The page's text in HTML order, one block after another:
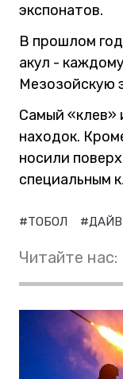
экспонатов.
В прошлом
акул -
Мезозойскую
Самый «клев»
находок.
носили
специальным
#ТОБОЛ
Читайте нас: